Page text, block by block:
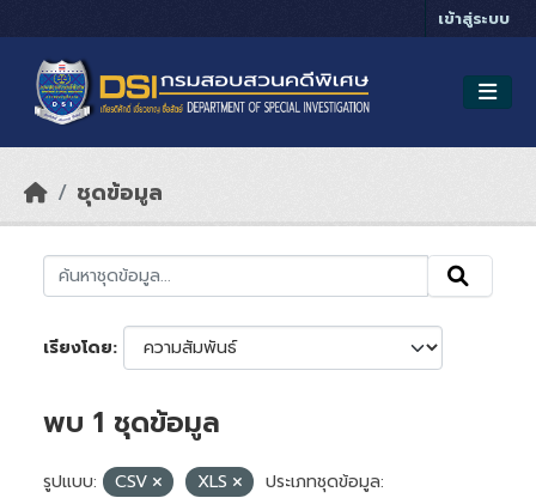
เข้าสู่ระบบ
ชุดข้อมูล
เรียงโดย
พบ 1 ชุดข้อมูล
รูปแบบ: CSV XLS
ประเภทชุดข้อมูล: